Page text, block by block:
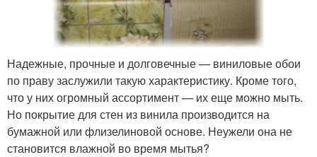
Надежные, прочные и долговечные — виниловые обои
по праву заслужили такую характеристику. Кроме того,
что у них огромный ассортимент — их еще можно мыть.
Но покрытие для стен из винила производится на
бумажной или флизелиновой основе. Неужели она не
становится влажной во время мытья?